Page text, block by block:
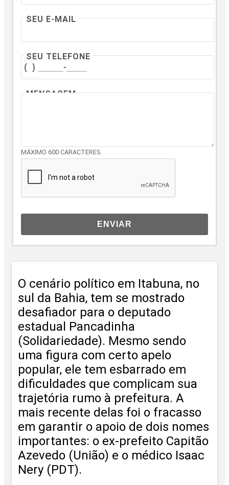
SEU E-MAIL
SEU TELEFONE
MENSAGEM
MÁXIMO 600 CARACTERES.
ENVIAR
O cenário político em Itabuna, no
sul da Bahia, tem se mostrado
desafiador para o deputado
estadual Pancadinha
(Solidariedade). Mesmo sendo
uma figura com certo apelo
popular, ele tem esbarrado em
dificuldades que complicam sua
trajetória rumo à prefeitura. A
mais recente delas foi o fracasso
em garantir o apoio de dois nomes
importantes: o ex-prefeito Capitão
Azevedo (União) e o médico Isaac
Nery (PDT).